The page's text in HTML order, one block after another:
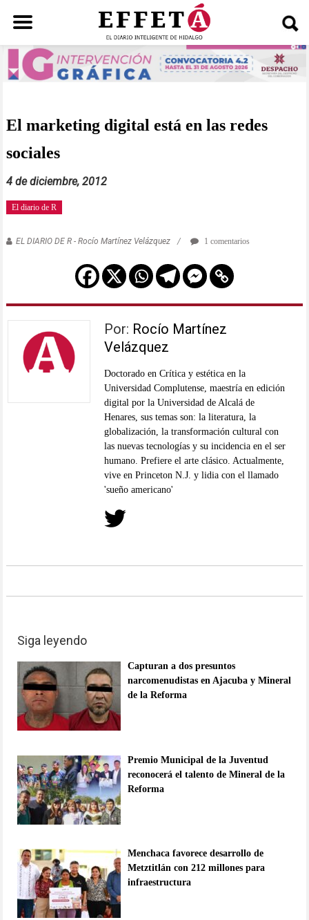
Saltar
al
contenido
El marketing digital está en las redes
sociales
4 de diciembre, 2012
El diario de R
EL DIARIO DE R - Rocío Martínez Velázquez 1 comentarios
Por: Rocío Martínez
Velázquez
Doctorado en Crítica y estética en la
Universidad Complutense, maestría en edición
digital por la Universidad de Alcalá de
Henares, sus temas son: la literatura, la
globalización, la transformación cultural con
las nuevas tecnologías y su incidencia en el ser
humano. Prefiere el arte clásico. Actualmente,
vive en Princeton N.J. y lidia con el llamado
'sueño americano'
Siga leyendo
Capturan a dos presuntos
narcomenudistas en Ajacuba y Mineral
de la Reforma
Premio Municipal de la Juventud
reconocerá el talento de Mineral de la
Reforma
Menchaca favorece desarrollo de
Metztitlán con 212 millones para
infraestructura